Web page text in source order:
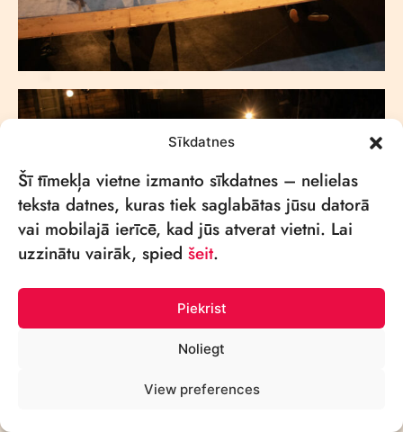
Sīkdatnes
Šī tīmekļa vietne izmanto sīkdatnes – nelielas
teksta datnes, kuras tiek saglabātas jūsu datorā
vai mobilajā ierīcē, kad jūs atverat vietni. Lai
uzzinātu vairāk, spied šeit.
Piekrist
Noliegt
View preferences